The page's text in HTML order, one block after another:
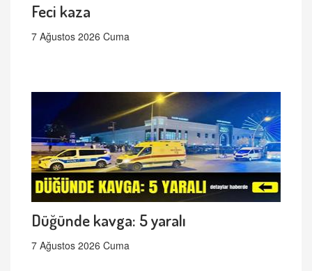
Feci kaza
7 Ağustos 2026 Cuma
Düğünde kavga: 5 yaralı
7 Ağustos 2026 Cuma